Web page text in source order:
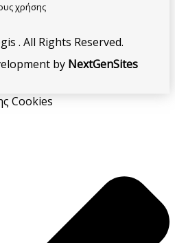
χρήσης
. All Rights Reserved.
by NextGenSites
Cookies